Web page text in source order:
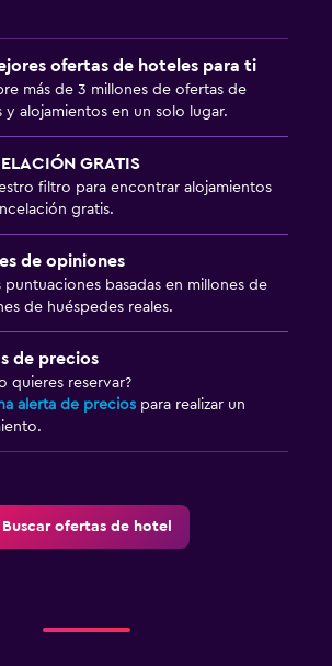
ofertas de hoteles para ti
más de 3 millones de ofertas de
y alojamientos en un solo lugar.
GRATIS
filtro para encontrar alojamientos
gratis.
de opiniones
puntuaciones basadas en millones de
de huéspedes reales.
de precios
quieres reservar?
alerta de precios para realizar un
Buscar ofertas de hotel